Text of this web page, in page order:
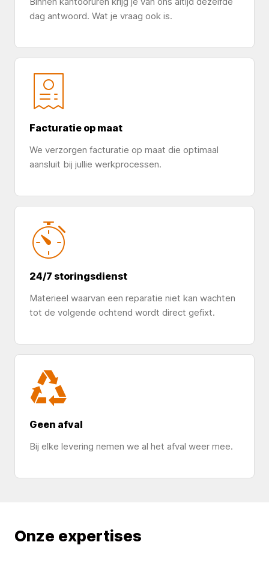
dag antwoord. Wat je vraag ook is.
Facturatie op maat
We verzorgen facturatie op maat die optimaal
aansluit bij jullie werkprocessen.
24/7 storingsdienst
Materieel waarvan een reparatie niet kan wachten
tot de volgende ochtend wordt direct gefixt.
Geen afval
Bij elke levering nemen we al het afval weer mee.
Onze expertises